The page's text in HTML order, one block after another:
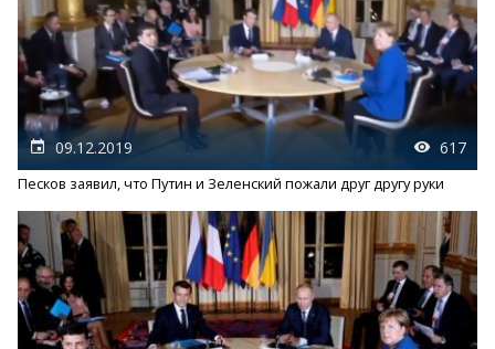
09.12.2019 617
Песков заявил, что Путин и Зеленский пожали друг другу руки